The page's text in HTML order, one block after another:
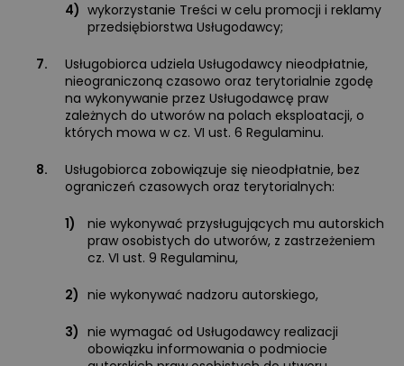
4) wykorzystanie Treści w celu promocji i reklamy
przedsiębiorstwa Usługodawcy;
7.
Usługobiorca udziela Usługodawcy nieodpłatnie,
nieograniczoną czasowo oraz terytorialnie zgodę
na wykonywanie przez Usługodawcę praw
zależnych do utworów na polach eksploatacji, o
których mowa w cz. VI ust. 6 Regulaminu.
8.
Usługobiorca zobowiązuje się nieodpłatnie, bez
ograniczeń czasowych oraz terytorialnych:
1)
nie wykonywać przysługujących mu autorskich
praw osobistych do utworów, z zastrzeżeniem
cz. VI ust. 9 Regulaminu,
2) nie wykonywać nadzoru autorskiego,
3) nie wymagać od Usługodawcy realizacji
obowiązku informowania o podmiocie